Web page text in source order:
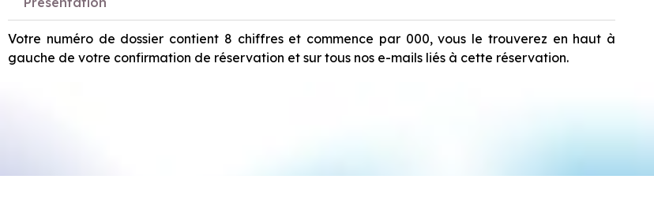
Votre numéro de dossier contient 8 chiffres et commence par 000, vous le trouverez en haut à
gauche de votre confirmation de réservation et sur tous nos e-mails liés à cette réservation.